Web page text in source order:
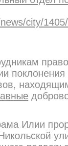
city/1405/
Илии